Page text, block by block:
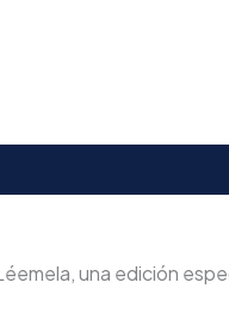
una edición